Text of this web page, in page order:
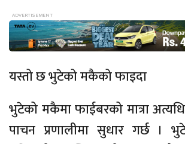
यस्तो छ भुटेको मकैको फाइदा
भुटेको मकैमा फाईबरको मात्रा
पाचन प्रणालीमा सुधार गर्छ ।